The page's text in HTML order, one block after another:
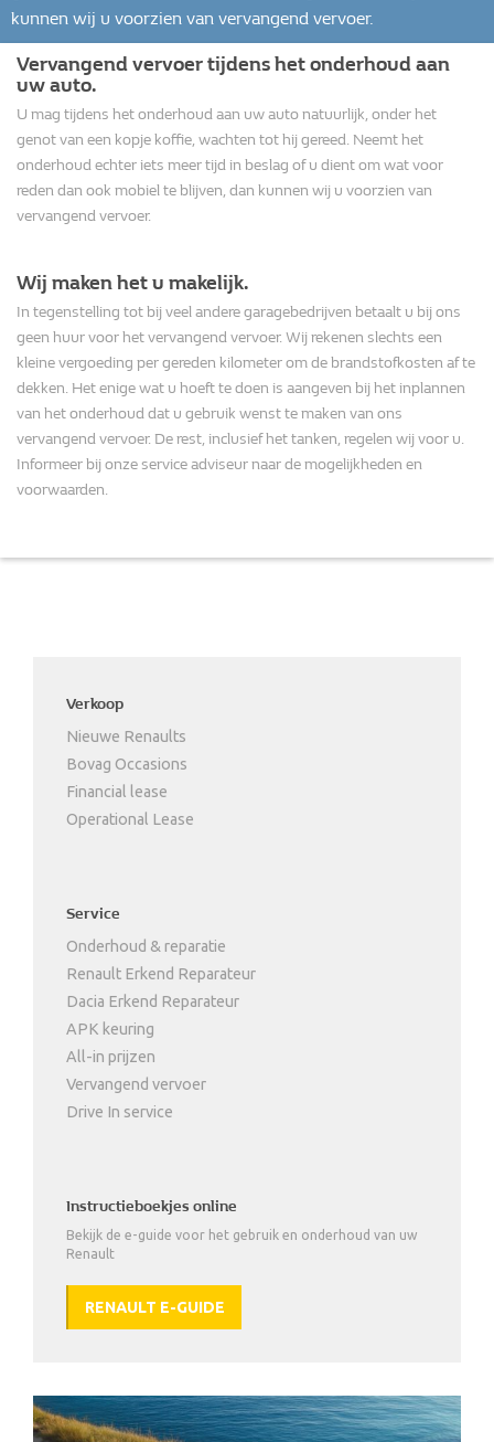
kunnen wij u voorzien van vervangend vervoer.
Vervangend vervoer tijdens het onderhoud aan
uw auto.
U mag tijdens het onderhoud aan uw auto natuurlijk, onder het
genot van een kopje koffie, wachten tot hij gereed. Neemt het
onderhoud echter iets meer tijd in beslag of u dient om wat voor
reden dan ook mobiel te blijven, dan kunnen wij u voorzien van
vervangend vervoer.
Wij maken het u makelijk.
In tegenstelling tot bij veel andere garagebedrijven betaalt u bij ons
geen huur voor het vervangend vervoer. Wij rekenen slechts een
kleine vergoeding per gereden kilometer om de brandstofkosten af te
dekken. Het enige wat u hoeft te doen is aangeven bij het inplannen
van het onderhoud dat u gebruik wenst te maken van ons
vervangend vervoer. De rest, inclusief het tanken, regelen wij voor u.
Informeer bij onze service adviseur naar de mogelijkheden en
voorwaarden.
Verkoop
Nieuwe Renaults
Bovag Occasions
Financial lease
Operational Lease
Service
Onderhoud & reparatie
Renault Erkend Reparateur
Dacia Erkend Reparateur
APK keuring
All-in prijzen
Vervangend vervoer
Drive In service
Instructieboekjes online
Bekijk de e-guide voor het gebruik en onderhoud van uw
Renault
RENAULT E-GUIDE